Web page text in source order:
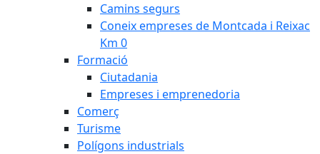
Camins segurs
Coneix empreses de Montcada i Reixac
Km 0
Formació
Ciutadania
Empreses i emprenedoria
Comerç
Turisme
Polígons industrials